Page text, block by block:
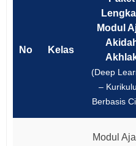
No Kelas
Modul
(Deep
–
Berbasis
Modul